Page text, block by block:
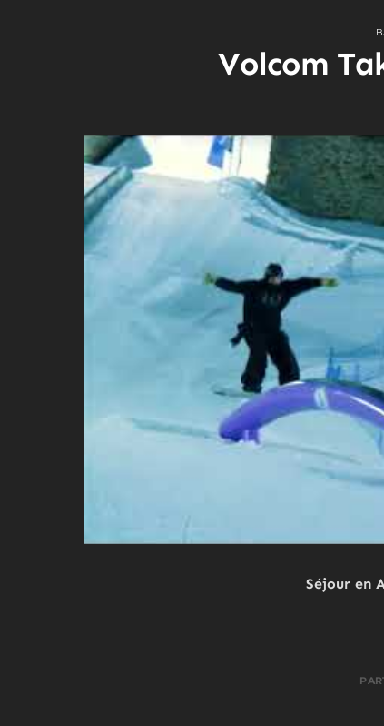
Volcom
Séjour en